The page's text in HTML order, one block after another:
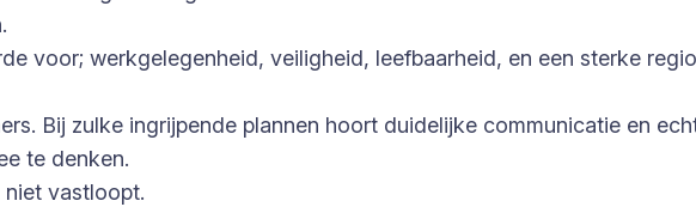
voor; werkgelegenheid, veiligheid, leefbaarheid, en een sterke
Bij zulke ingrijpende plannen hoort duidelijke communicatie en
te denken.
vastloopt.